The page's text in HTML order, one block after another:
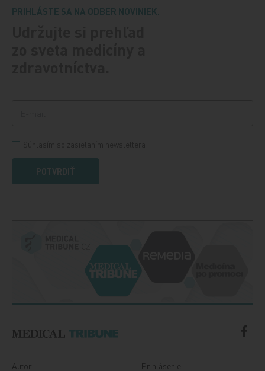
PRIHLÁSTE SA NA ODBER NOVINIEK.
POTVRDIŤ
Autori Prihlásenie